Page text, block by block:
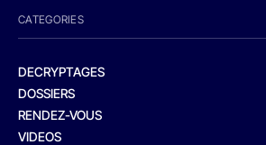
CATEGORIES
DECRYPTAGES
DOSSIERS
RENDEZ-VOUS
VIDEOS